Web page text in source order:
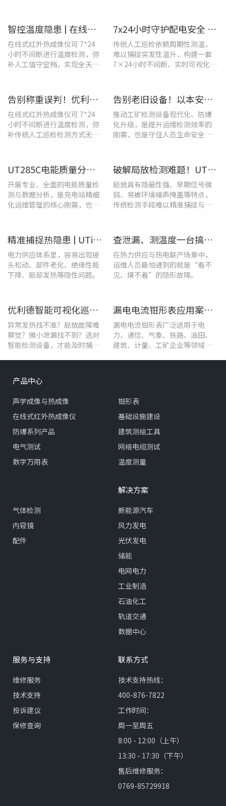
智控温度隐患 | 在线式红外热成像仪在UPS电源柜老化监测中的应用
在线式红外热成像仪可 7*24
小时不间断进行温度检测，弥
补人工值守空档，实现全天候
7x24小时守护配电安全 | 优利德在线式热成像方案在配电系统中的应用实践
传统人工巡检依赖周期性测温，
难以捕捉突发性温升，构建一套
7×24小时不间断、实时可视化的
警。
告别称重误判！优利德在线式热成像仪重构新材料铸造注液控制逻辑
在线式红外热成像仪可 7*24
小时不间断进行温度检测，弥
补传统人工巡检检测方式无法
告别老旧设备！以本安型防爆产品矩阵与合规检测，守住工矿安全底线
推动工矿检测设备现代化、防爆
化升级，是提升运维检测效率的
刚需，也是守住人员生命安全、
UT285C电能质量分析仪解决充电站三相用电各类难题
开展专业、全面的电能质量检
测与数据分析，是充电站精细
化运维管理的核心刚需，也是
破解局放检测难题！UT568B手持式声学成像仪让隐患“可视化”
局放具有隐蔽性强、早期信号微
弱、易被环境噪声掩盖等特点，
传统检测手段难以精准捕捉与定
精准捕捉热隐患 | UTi1020C红外热成像仪在发电站的实测应用
电力供应体系里，容易出现接
头松动、部件老化、绝缘性能
下降、局部发热等隐性问题。
查泄漏、测温度一台搞定！UT568F红外声成像仪让设备巡检更高效
在热力供应与热电联产场景中，
运维人员最怕遇到的就是“看不
见、摸不着”的隐形故障。
优利德智能可视化巡检方案，护航油气行业高效运维
异常发热找不准？局放故障难
察觉？微小泄漏找不到？选对
智能检测设备，才能及时捕捉
漏电电流钳形表应用案例：电气设备检测
漏电电流钳形表广泛适用于电
力、通信、气象、铁路、油田、
建筑、计量、工矿企业等领域的
产品中心
声学成像与热成像
在线式红外热成像仪
防爆系列产品
电气测试
数字万用表
钳形表
基础设施建设
建筑测绘工具
网络电缆测试
温度测量
气体检测
内窥镜
配件
解决方案
新能源汽车
风力发电
光伏发电
储能
电网电力
工业制造
石油化工
轨道交通
数据中心
服务与支持
维修服务
技术支持
投诉建议
保修查询
联系方式
技术支持热线：
400-876-7822
工作时间：
周一至周五
8:00 - 12:00（上午）
13:30 - 17:30（下午）
售后维修服务：
0769-85729918